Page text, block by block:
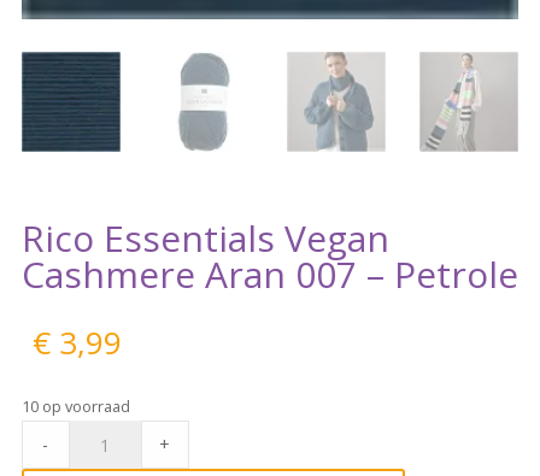
Rico Essentials Vegan
Cashmere Aran 007 – Petrole
€3,99
10 op voorraad
- +